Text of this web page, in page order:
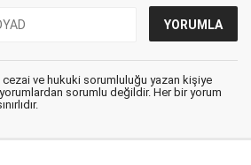
cezai ve hukuki sorumluluğu yazan kişiye
sorumlu değildir. Her bir yorum